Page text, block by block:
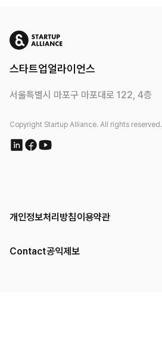
스타트업얼라이언스
서울특별시 마포구 마포대로 122, 4층
Copyright Startup Alliance. All rights reserved.
개인정보처리방침이용약관
Contact공익제보